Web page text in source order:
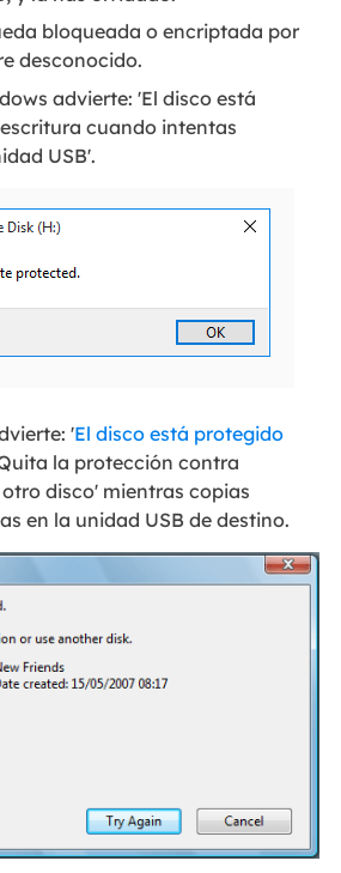
bloqueada o encriptada por
desconocido.
advierte: 'El disco está
cuando intentas
USB'.
'El disco está protegido
la protección contra
disco' mientras copias
en la unidad USB de destino.